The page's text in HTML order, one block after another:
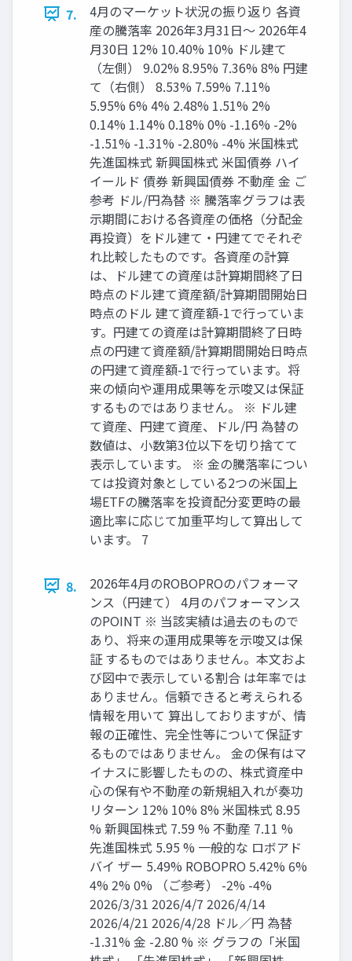
7.
4月のマーケット状況の振り返り 各資
産の騰落率 2026年3月31日～ 2026年4
月30日 12% 10.40% 10% ドル建て
（左側） 9.02% 8.95% 7.36% 8% 円建
て（右側） 8.53% 7.59% 7.11%
5.95% 6% 4% 2.48% 1.51% 2%
0.14% 1.14% 0.18% 0% -1.16% -2%
-1.51% -1.31% -2.80% -4% 米国株式
先進国株式 新興国株式 米国債券 ハイ
イールド 債券 新興国債券 不動産 金 ご
参考 ドル/円為替 ※ 騰落率グラフは表
示期間における各資産の価格（分配金
再投資）をドル建て・円建てでそれぞ
れ比較したものです。各資産の計算
は、ドル建ての資産は計算期間終了日
時点のドル建て資産額/計算期間開始日
時点のドル 建て資産額-1で行っていま
す。円建ての資産は計算期間終了日時
点の円建て資産額/計算期間開始日時点
の円建て資産額-1で行っています。将
来の傾向や運用成果等を示唆又は保証
するものではありません。 ※ ドル建
て資産、円建て資産、ドル/円 為替の
数値は、小数第3位以下を切り捨てて
表示しています。 ※ 金の騰落率につい
ては投資対象としている2つの米国上
場ETFの騰落率を投資配分変更時の最
適比率に応じて加重平均して算出して
います。 7
8.
2026年4月のROBOPROのパフォーマ
ンス（円建て） 4月のパフォーマンス
のPOINT ※ 当該実績は過去のもので
あり、将来の運用成果等を示唆又は保
証 するものではありません。本文およ
び図中で表示している割合 は年率では
ありません。信頼できると考えられる
情報を用いて 算出しておりますが、情
報の正確性、完全性等について保証す
るものではありません。 金の保有はマ
イナスに影響したものの、株式資産中
心の保有や不動産の新規組入れが奏功
リターン 12% 10% 8% 米国株式 8.95
% 新興国株式 7.59 % 不動産 7.11 %
先進国株式 5.95 % 一般的な ロボアド
バイ ザー 5.49% ROBOPRO 5.42% 6%
4% 2% 0% （ご参考） -2% -4%
2026/3/31 2026/4/7 2026/4/14
2026/4/21 2026/4/28 ドル／円 為替
-1.31% 金 -2.80 % ※ グラフの「米国